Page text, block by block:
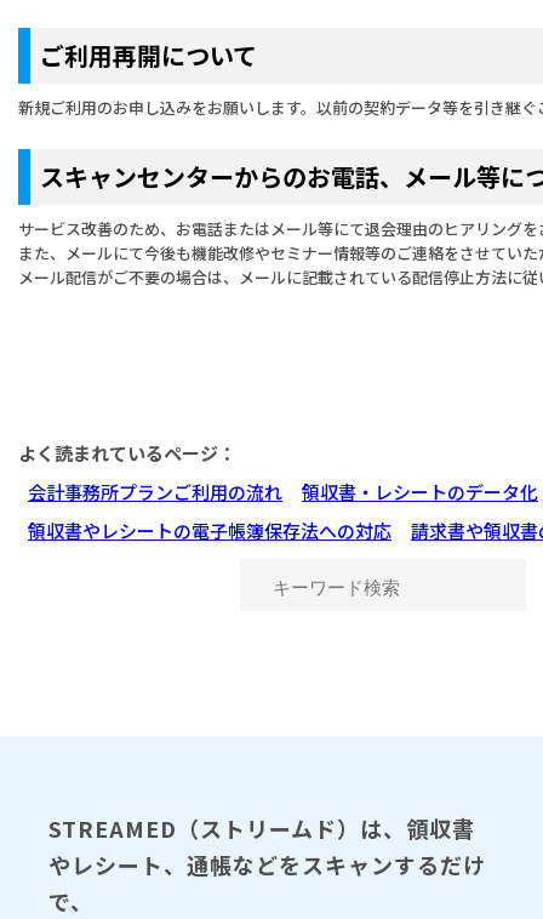
ご利用再開について
新規ご利用のお申し込みをお願いします。以前の契約データ等を引き継
スキャンセンターからのお電話、メール等に
サービス改善のため、お電話またはメール等にて退会理由のヒアリング
また、メールにて今後も機能改修やセミナー情報等のご連絡をさせてい
メール配信がご不要の場合は、メールに記載されている配信停止方法に
よく読まれているページ：
会計事務所プランご利用の流れ
領収書・レシートのデータ化
領収書やレシートの電子帳簿保存法への対応
請求書や領収
STREAMED（ストリームド）は、領収書
やレシート、通帳などをスキャンするだけ
で、